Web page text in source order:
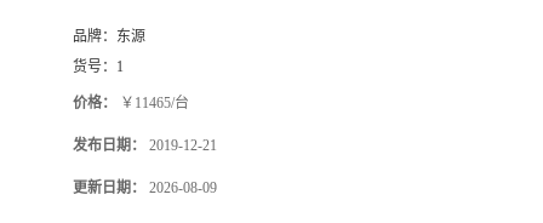
品牌： 东源
货号： 1
价格： ￥11465/台
发布日期： 2019-12-21
更新日期： 2026-08-09